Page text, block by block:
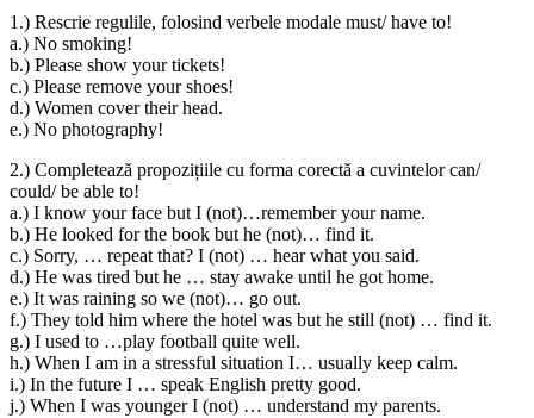
1.) Rescrie regulile, folosind verbele modale must/ have to!
a.) No smoking!
b.) Please show your tickets!
c.) Please remove your shoes!
d.) Women cover their head.
e.) No photography!
2.) Completează propozițiile cu forma corectă a cuvintelor can/
could/ be able to!
a.) I know your face but I (not)…remember your name.
b.) He looked for the book but he (not)… find it.
c.) Sorry, … repeat that? I (not) … hear what you said.
d.) He was tired but he … stay awake until he got home.
e.) It was raining so we (not)… go out.
f.) They told him where the hotel was but he still (not) … find it.
g.) I used to …play football quite well.
h.) When I am in a stressful situation I… usually keep calm.
i.) In the future I … speak English pretty good.
j.) When I was younger I (not) … understand my parents.